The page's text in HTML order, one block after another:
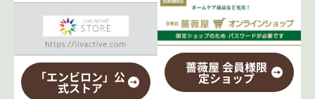
「エンビロン」公
式ストア
薔薇屋 会員様限
定ショップ